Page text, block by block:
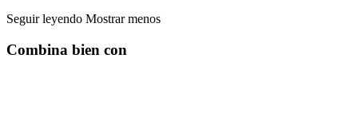
Seguir leyendo Mostrar menos
Combina bien con